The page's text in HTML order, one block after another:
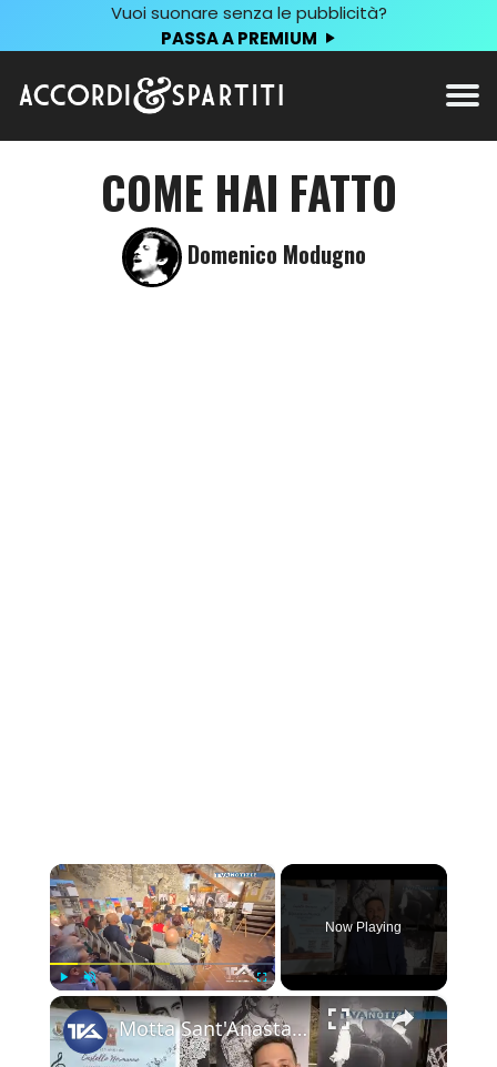
Vuoi suonare senza le pubblicità?
PASSA A PREMIUM
COME HAI FATTO
Domenico Modugno
×
Play Unmute Fullscreen
Now Playing
×
Motta Sant'Anastasia. L'omaggio al tenore mottese Giuseppe Di Stefano nel giorno della sua nascita.